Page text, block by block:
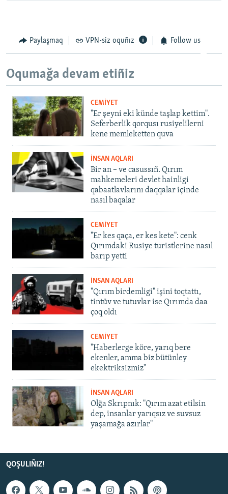
Paylaşmaq VPN-siz oquñız Follow us
Oqumağa devam etiñiz
CEMİYET
"Er şeyni eki künde taşlap kettim".
Seferberlik qorqusı rusiyelilerni
kene memleketten quva
İNSAN AQLARI
Bir an – ve casussıñ. Qırım
mahkemeleri devlet hainligi
qabaatlavlarını daqqalar içinde
nasıl baqalar
CEMİYET
"Er kes qaça, er kes kete": cenk
Qırımdaki Rusiye turistlerine nasıl
barıp yetti
İNSAN AQLARI
"Qırım birdemligi" işini toqtattı,
tintüv ve tutuvlar ise Qırımda daa
çoq oldı
CEMİYET
"Haberlerge köre, yarıq bere
ekenler, amma biz bütünley
ekektriksizmiz"
İNSAN AQLARI
Olğa Skrıpnık: "Qırım azat etilsin
dep, insanlar yarıqsız ve suvsuz
yaşamağa azırlar"
QOŞULIÑIZ!